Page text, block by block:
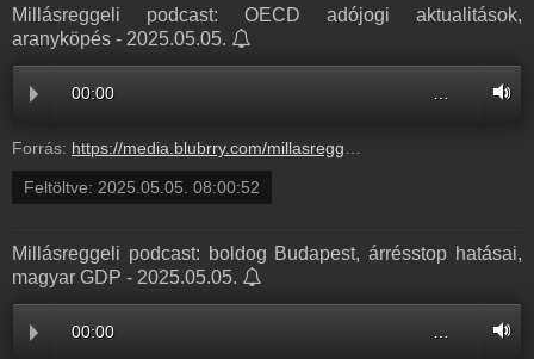
Millásreggeli podcast: OECD adójogi aktualitások,
aranyköpés - 2025.05.05.
00:00
Forrás: https://media.blubrry.com/millasreggeli/millasreggeli.hu/wp-content/uploads/2025/05/cafe_radiocafe98_20250505-0800_OK.mp3
Feltöltve: 2025.05.05. 08:00:52
Millásreggeli podcast: boldog Budapest, árrésstop hatásai,
magyar GDP - 2025.05.05.
00:00